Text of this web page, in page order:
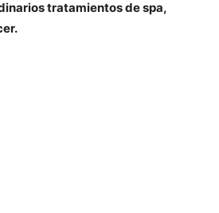
tratamientos de spa,